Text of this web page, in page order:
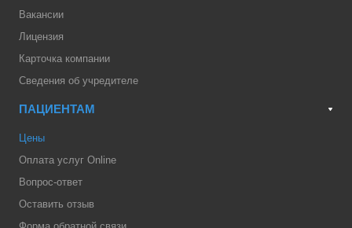
Вакансии
Лицензия
Карточка компании
Сведения об учредителе
ПАЦИЕНТАМ
Цены
Оплата услуг Online
Вопрос-ответ
Оставить отзыв